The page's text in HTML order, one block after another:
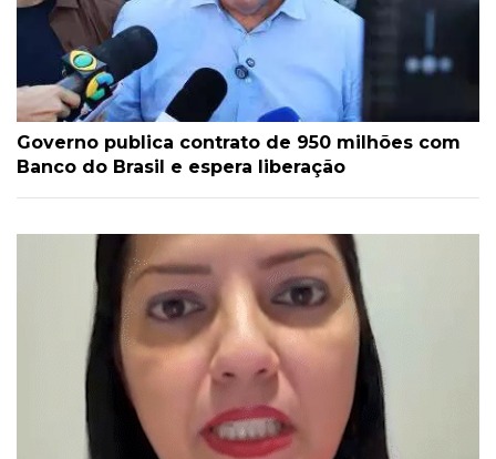
Governo publica contrato de 950 milhões com
Banco do Brasil e espera liberação